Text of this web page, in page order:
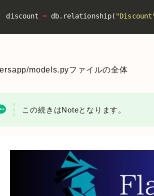
discount
= db. relationship(
models.pyファイルの全体
この続きはNoteとなります。